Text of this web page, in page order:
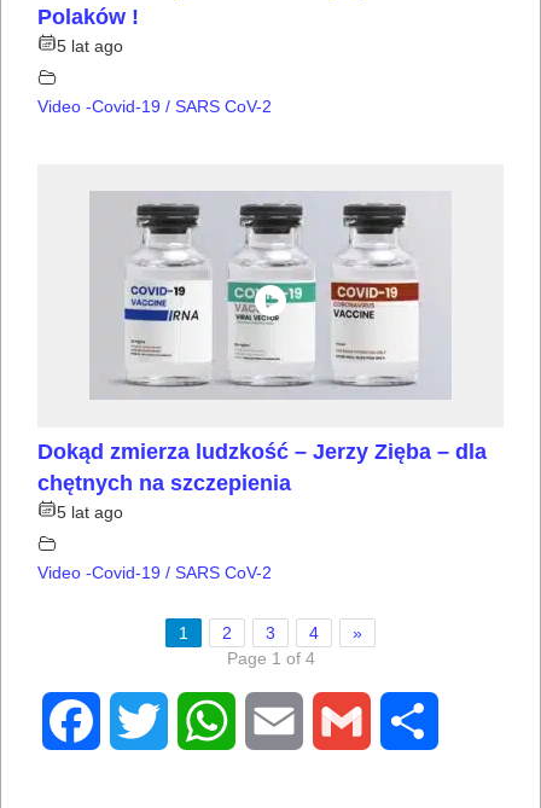
Polaków !
5 lat ago
Video -Covid-19 / SARS CoV-2
Dokąd zmierza ludzkość – Jerzy Zięba – dla
chętnych na szczepienia
5 lat ago
Video -Covid-19 / SARS CoV-2
1 2 3 4
»
Page 1 of 4